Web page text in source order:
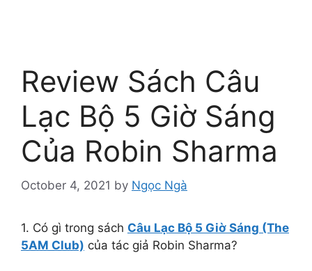
Review Sách Câu
Lạc Bộ 5 Giờ Sáng
Của Robin Sharma
October 4, 2021 by Ngọc Ngà
1. Có gì trong sách Câu Lạc Bộ 5 Giờ Sáng (The
5AM Club) của tác giả Robin Sharma?